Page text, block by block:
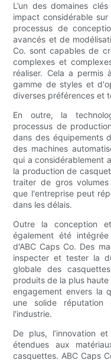
L’un des domaines
impact considérable
processus de
avancés et de
Co. sont capables de
complexes et
réaliser. Cela a permis
gamme de styles et
diverses préférences et
En outre, la
processus de
dans des équipements
des machines
qui a considérablement
la production de
traiter de gros
que l'entreprise peut
dans les délais.
Outre la conception
également été
d'ABC Caps Co. Des
inspecter et tester la
globale des
produits de la plus
engagement envers la
une solide
l'industrie.
De plus, l’innovation
étendues aux
casquettes. ABC Caps